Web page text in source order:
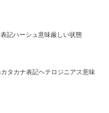
記ハーシュ意味厳しい状態
タカナ表記ヘテロジニアス意味